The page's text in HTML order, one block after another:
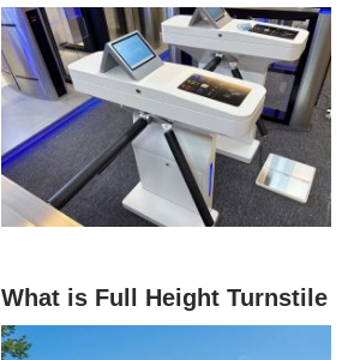
What is Full Height Turnstile